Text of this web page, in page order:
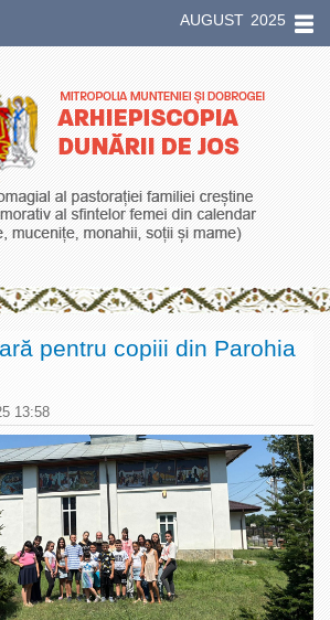
AUGUST 2025
pentru copiii din Parohia
13:58